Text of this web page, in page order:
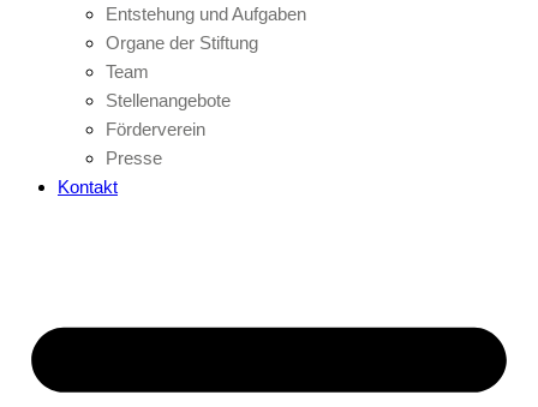
Entstehung und Aufgaben
Organe der Stiftung
Team
Stellenangebote
Förderverein
Presse
Kontakt